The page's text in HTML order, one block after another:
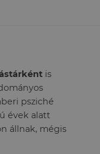
is
psziché
évek alatt
állnak, mégis